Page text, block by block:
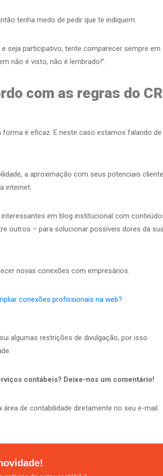
tenha medo de pedir que te indiquem.
seja participativo, tente comparecer sempre em
não é visto, não é lembrado!”.
com as regras do
forma é eficaz. E neste caso estamos falando de
a aproximação com seus potenciais
internet.
em blog institucional com
outros – para solucionar possíveis dores da
novas conexões com empresários.
conexões profissionais na web?
algumas restrições de divulgação, por isso
contábeis? Deixe-nos um comentário!
de contabilidade diretamente no seu e-mail.